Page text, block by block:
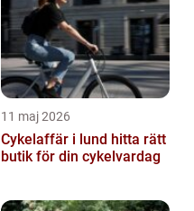
11 maj 2026
Cykelaffär i lund hitta rätt
butik för din cykelvardag